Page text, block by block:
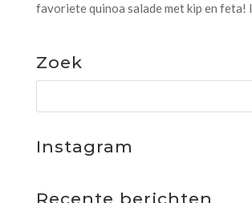
favoriete quinoa salade met kip en feta!
Zoek
Instagram
Recente berichten